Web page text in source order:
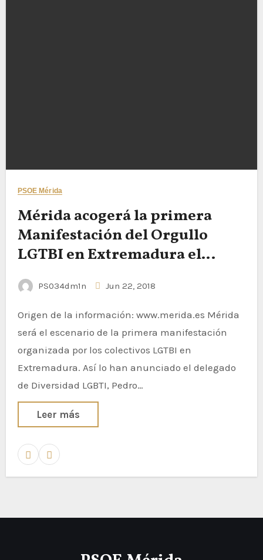
PSOE Mérida
Mérida acogerá la primera
Manifestación del Orgullo
LGTBI en Extremadura el
próximo 28 de junio
PS034dm1n Jun 22, 2018
Origen de la información: www.merida.es Mérida
será el escenario de la primera manifestación
organizada por los colectivos LGTBI en
Extremadura. Así lo han anunciado el delegado
de Diversidad LGBTI, Pedro…
Leer más